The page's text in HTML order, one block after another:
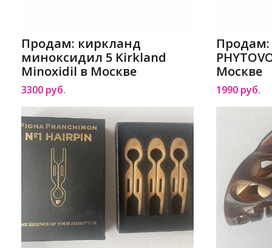
Продам: киркланд
миноксидил 5 Kirkland
Minoxidil в Москве
3300 руб.
Продам:
Москве
1990 руб.